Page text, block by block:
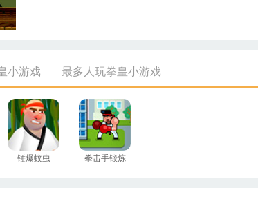
小游戏 最多人玩拳皇小游戏
锤爆蚊虫 拳击手锻炼